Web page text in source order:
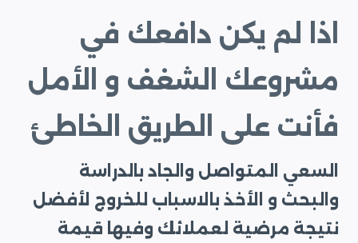
اذا لم يكن دافعك في
مشروعك الشغف و الأمل
فأنت على الطريق الخاطئ
السعي المتواصل والجاد بالدراسة
والبحث و الأخذ بالاسباب للخروج لأفضل
نتيجة مرضية لعملائك وفيها قيمة